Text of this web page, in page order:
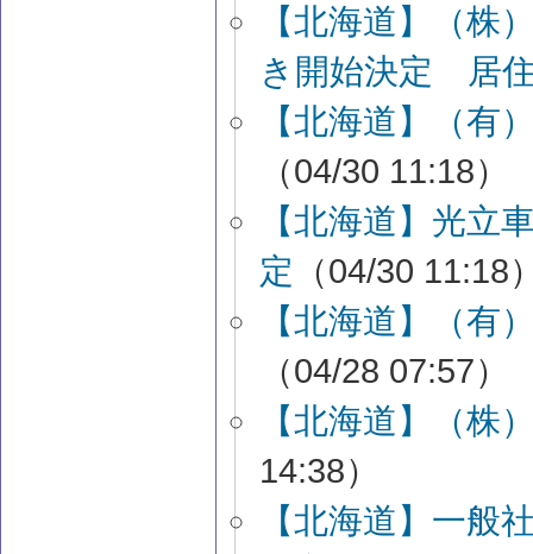
【北海道】（株
き開始決定 居
【北海道】（有
（04/30 11:18）
【北海道】光立
定 （04/30 11:18
【北海道】（有
（04/28 07:57）
【北海道】（株
14:38）
【北海道】一般